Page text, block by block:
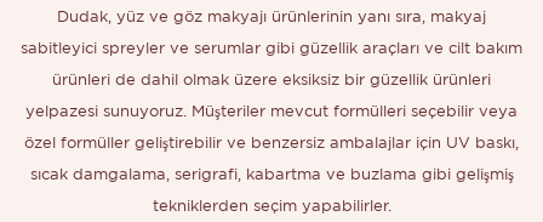
Dudak, yüz ve göz makyajı ürünlerinin yanı sıra, makyaj
sabitleyici spreyler ve serumlar gibi güzellik araçları ve cilt bakım
ürünleri de dahil olmak üzere eksiksiz bir güzellik ürünleri
yelpazesi sunuyoruz. Müşteriler mevcut formülleri seçebilir veya
özel formüller geliştirebilir ve benzersiz ambalajlar için UV baskı,
sıcak damgalama, serigrafi, kabartma ve buzlama gibi gelişmiş
tekniklerden seçim yapabilirler.